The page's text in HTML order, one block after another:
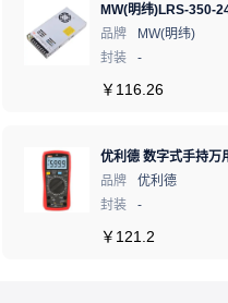
品牌
MW(明纬)
封装
-
￥ 116.26
品牌
优利德
封装
-
￥ 121.2